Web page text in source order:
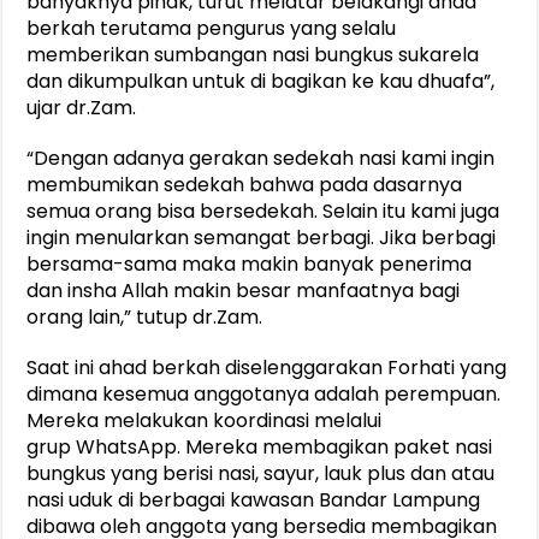
berkah terutama pengurus yang selalu
memberikan sumbangan nasi bungkus sukarela
dan dikumpulkan untuk di bagikan ke kau dhuafa”,
ujar dr.Zam.
“Dengan adanya gerakan sedekah nasi kami ingin
membumikan sedekah bahwa pada dasarnya
semua orang bisa bersedekah. Selain itu kami juga
ingin menularkan semangat berbagi. Jika berbagi
bersama-sama maka makin banyak penerima
dan insha Allah makin besar manfaatnya bagi
orang lain,” tutup dr.Zam.
Saat ini ahad berkah diselenggarakan Forhati yang
dimana kesemua anggotanya adalah perempuan.
Mereka melakukan koordinasi melalui
grup WhatsApp. Mereka membagikan paket nasi
bungkus yang berisi nasi, sayur, lauk plus dan atau
nasi uduk di berbagai kawasan Bandar Lampung
dibawa oleh anggota yang bersedia membagikan